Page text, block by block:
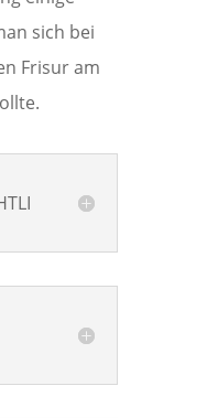
sich bei
Frisur am